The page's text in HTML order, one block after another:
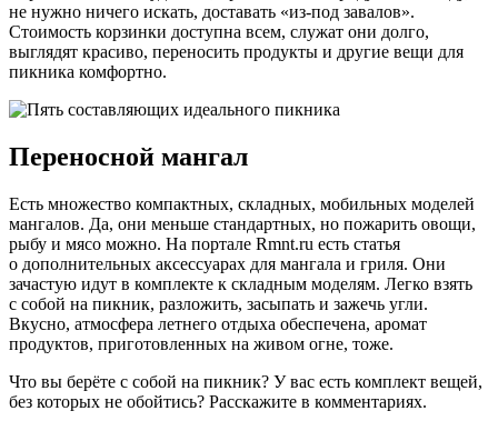
не нужно ничего искать, доставать «из-под завалов».
Стоимость корзинки доступна всем, служат они долго,
выглядят красиво, переносить продукты и другие вещи для
пикника комфортно.
Переносной мангал
Есть множество компактных, складных, мобильных моделей
мангалов. Да, они меньше стандартных, но пожарить овощи,
рыбу и мясо можно. На портале Rmnt.ru есть статья
о дополнительных аксессуарах для мангала и гриля. Они
зачастую идут в комплекте к складным моделям. Легко взять
с собой на пикник, разложить, засыпать и зажечь угли.
Вкусно, атмосфера летнего отдыха обеспечена, аромат
продуктов, приготовленных на живом огне, тоже.
Что вы берёте с собой на пикник? У вас есть комплект вещей,
без которых не обойтись? Расскажите в комментариях.